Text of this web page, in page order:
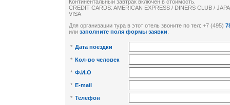
Континентальный завтрак включен в стоимость.
CREDIT CARDS: AMERICAN EXPRESS / DINERS CLUB /
VISA
Для организации тура в этот отель звоните по тел: +7 (495)
или заполните поля формы заявки:
* Дата поездки
* Кол-во человек
* Ф.И.О
* E-mail
* Телефон